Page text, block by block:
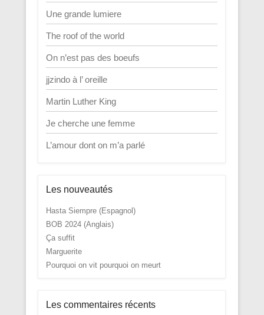
Une grande lumiere
The roof of the world
On n’est pas des boeufs
jjzindo à l’ oreille
Martin Luther King
Je cherche une femme
L’amour dont on m’a parlé
Les nouveautés
Hasta Siempre (Espagnol)
BOB 2024 (Anglais)
Ça suffit
Marguerite
Pourquoi on vit pourquoi on meurt
Les commentaires récents